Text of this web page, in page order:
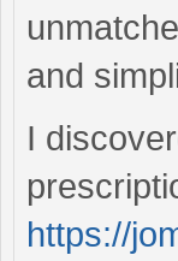
and
I
https://